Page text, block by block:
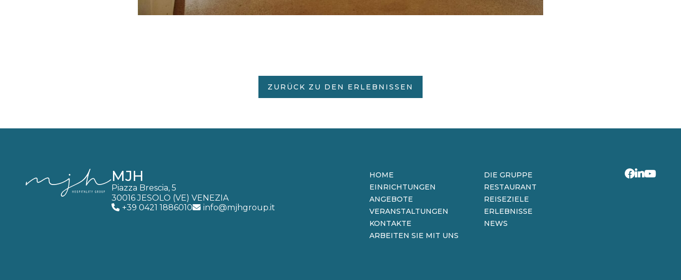
ZURÜCK ZU DEN ERLEBNISSEN
MJH
Piazza Brescia, 5
30016 JESOLO (VE) VENEZIA
+39 0421 1886010
info@mjhgroup.it
HOME
DIE GRUPPE
EINRICHTUNGEN
RESTAURANT
ANGEBOTE
REISEZIELE
VERANSTALTUNGEN
ERLEBNISSE
KONTAKTE
NEWS
ARBEITEN SIE MIT UNS